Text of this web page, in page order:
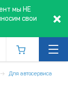
мы НЕ
свои
Для автосервиса